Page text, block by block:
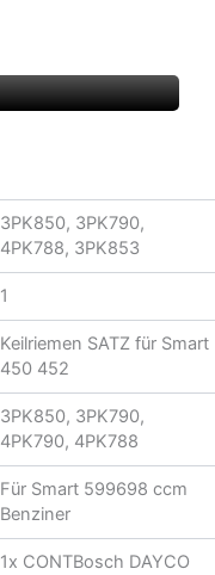
3PK850, 3PK790,
4PK788, 3PK853
1
Keilriemen SATZ für Smart
450 452
3PK850, 3PK790,
4PK790, 4PK788
Für Smart 599698 ccm
Benziner
1x CONTBosch DAYCO